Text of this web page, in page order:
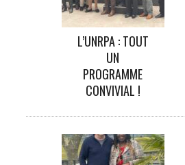
L’UNRPA : TOUT
UN
PROGRAMME
CONVIVIAL !